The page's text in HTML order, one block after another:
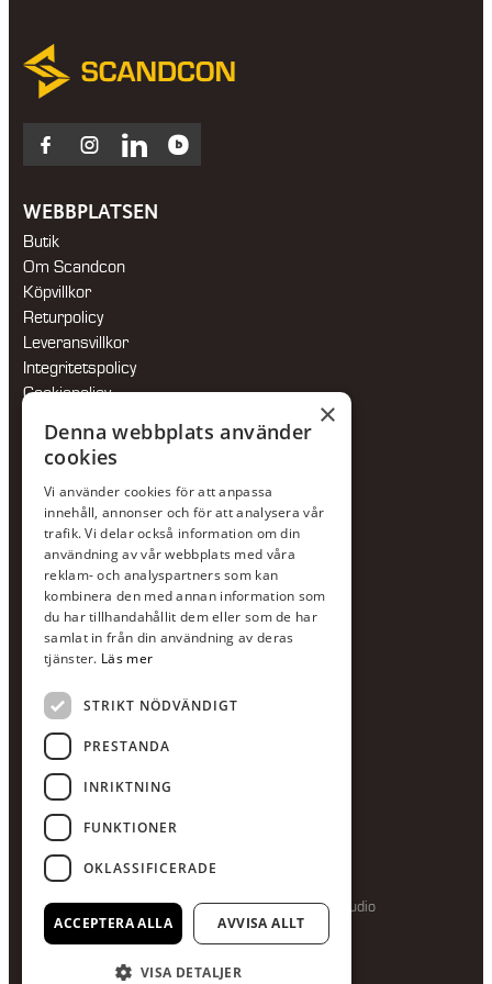
Facebook
Instagram
LinkedInBlocket
WEBBPLATSEN
Butik
Om Scandcon
Köpvillkor
Returpolicy
Leveransvillkor
Integritetspolicy
Cookiepolicy
Jour:073-36 88 87 0
Växel:020-120 29 00
E-post:info@scandcon.se
BESÖKSADRESS
Backagårdsgatan 9
511 57 Kinna
UPPGIFTER
Orgnummer
559375-8161
Swishnummer
123-615 05 28
Producerad av Gota Media Brand Studio
×
Denna webbplats använder
cookies
Vi använder cookies för att anpassa
innehåll, annonser och för att analysera vår
trafik. Vi delar också information om din
användning av vår webbplats med våra
reklam- och analyspartners som kan
kombinera den med annan information som
du har tillhandahållit dem eller som de har
samlat in från din användning av deras
tjänster. Läs mer
STRIKT NÖDVÄNDIGT
PRESTANDA
INRIKTNING
FUNKTIONER
OKLASSIFICERADE
ACCEPTERA ALLA AVVISA ALLT
VISA DETALJER